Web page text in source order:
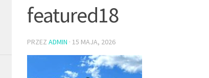
featured18
PRZEZ ADMIN · 15 MAJA, 2026